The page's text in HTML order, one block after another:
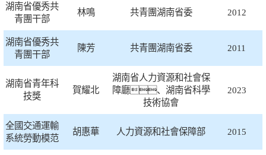
湖南省優秀共
青團干部
林鳴 共青團湖南省委 2012
湖南省優秀共
青團干部
陳芳 共青團湖南省委 2011
湖南省青年科
技獎
賀耀北
湖南省人力資源和社會保
障廳、湖南省科學
技術協會
2023
全國交通運輸
系統勞動模范
胡惠華 人力資源和社會保障部 2015